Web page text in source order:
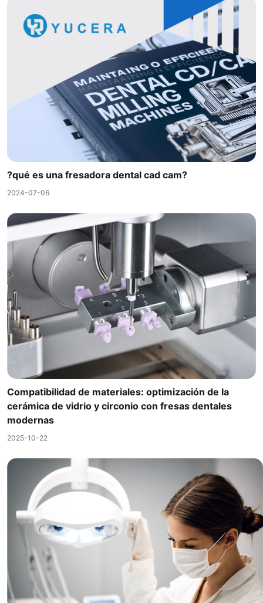
?qué es una fresadora dental cad cam?
2024-07-06
Compatibilidad de materiales: optimización de la
cerámica de vidrio y circonio con fresas dentales
modernas
2025-10-22